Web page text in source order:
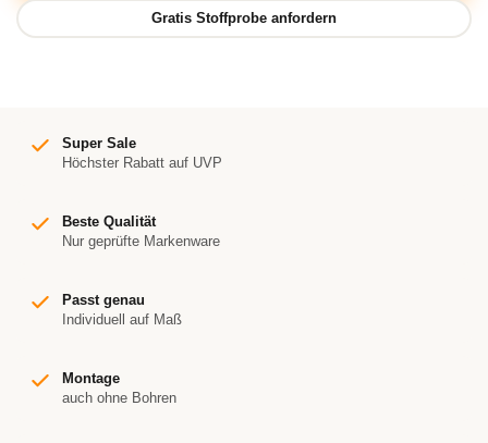
Super Sale
Höchster Rabatt auf UVP
Beste Qualität
Nur geprüfte Markenware
Passt genau
Individuell auf Maß
Montage
auch ohne Bohren